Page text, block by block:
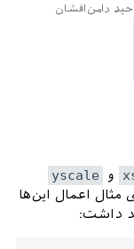
دامن‌افشان
و ‍
yscale
مثال اعمال این‌ها
داشت: